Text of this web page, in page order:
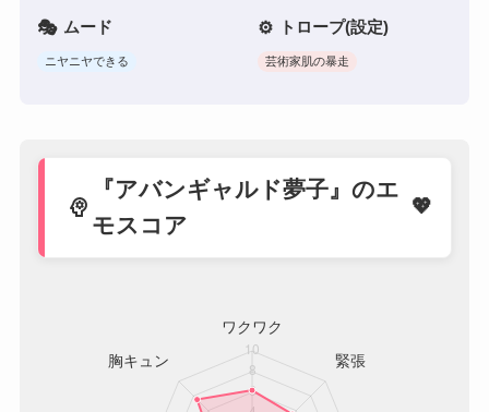
ムード
ニヤニヤできる
トロープ(設定)
芸術家肌の暴走
psychology
『アバンギャルド夢子』のエ
モスコア